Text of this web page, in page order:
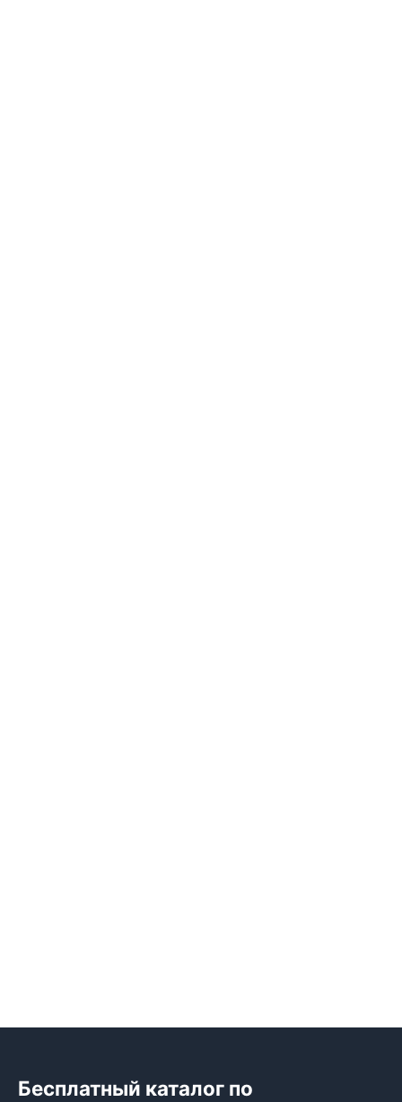
Бесплатный каталог по